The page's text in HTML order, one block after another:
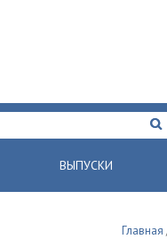
ВЫПУСКИ
Главная